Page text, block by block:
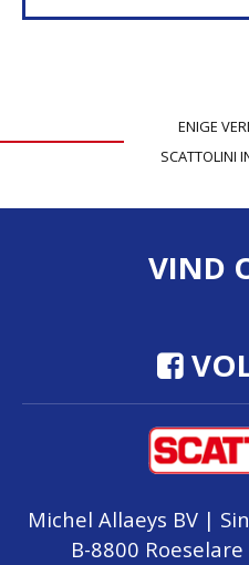
ENIGE
SCATTOLINI
VIND
Michel Allaeys BV |
B-8800